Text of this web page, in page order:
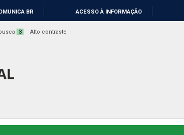
BR ACESSO À INFORMAÇÃO
3 Alto contraste